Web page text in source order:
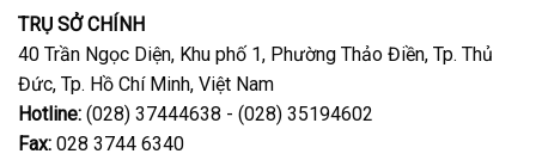
TRỤ SỞ CHÍNH
40 Trần Ngọc Diện, Khu phố 1, Phường Thảo Điền, Tp. Thủ
Đức, Tp. Hồ Chí Minh, Việt Nam
Hotline: (028) 37444638 - (028) 35194602
Fax: 028 3744 6340